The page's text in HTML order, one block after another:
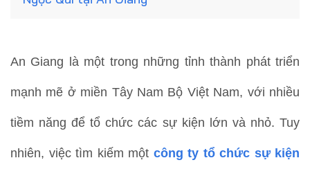
An Giang là một trong những tỉnh thành phát triển
mạnh mẽ ở miền Tây Nam Bộ Việt Nam, với nhiều
tiềm năng để tổ chức các sự kiện lớn và nhỏ. Tuy
nhiên, việc tìm kiếm một công ty tổ chức sự kiện